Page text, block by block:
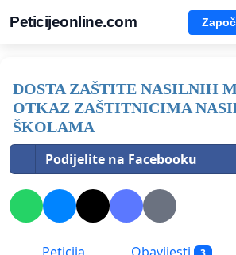
Peticijeonline.com
DOSTA ZAŠTITE NASILNIH
OTKAZ ZAŠTITNICIMA
ŠKOLAMA
Podijelite na Facebooku